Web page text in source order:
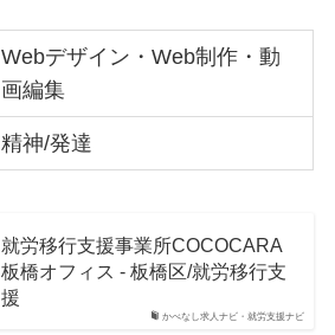
Webデザイン・Web制作・動
画編集
精神/発達
かべなし求人ナビ・就労支援ナビ
就労移行支援事業所COCOCARA
板橋オフィス - 板橋区/就労移行支
援